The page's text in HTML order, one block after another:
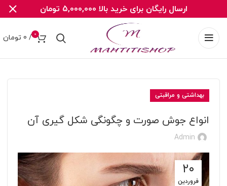
0
/
0 تومان
بهداشتی و مراقبتی
انواع جوش صورت و چگونگی شکل گیری آن
Admin
۲۰
فروردین
ارسال رایگان برای خرید بالا 5,000,000 تومان